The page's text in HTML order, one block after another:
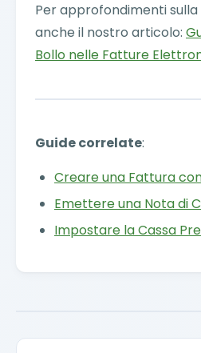
Per approfondimenti
anche il nostro articolo:
Bollo nelle Fatture
Guide correlate:
Creare una Fattura
Emettere una Nota di
Impostare la Cassa